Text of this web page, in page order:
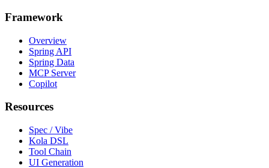
Framework
Overview
Spring API
Spring Data
MCP Server
Copilot
Resources
Spec / Vibe
Kola DSL
Tool Chain
UI Generation